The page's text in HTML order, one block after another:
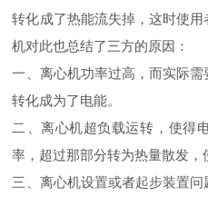
转化成了热能流失掉，这时使用
机对此也总结了三方的原因：
一、离心机功率过高，而实际需
转化成为了电能。
二、离心机超负载运转，使
率，超过那部分转为热量散发
三、离心机设置或者起步装置